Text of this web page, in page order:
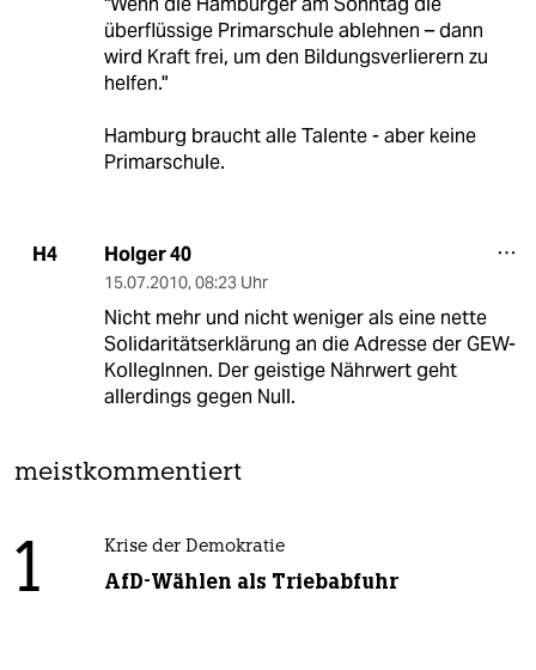
überflüssige Primarschule ablehnen – dann
wird Kraft frei, um den Bildungsverlierern zu
helfen."
Hamburg braucht alle Talente - aber keine
Primarschule.
H4 Holger 40
15.07.2010, 08:23 Uhr
Nicht mehr und nicht weniger als eine nette
Solidaritätserklärung an die Adresse der GEW-
KollegInnen. Der geistige Nährwert geht
allerdings gegen Null.
meistkommentiert
1 Krise der Demokratie
AfD-Wählen als Triebabfuhr